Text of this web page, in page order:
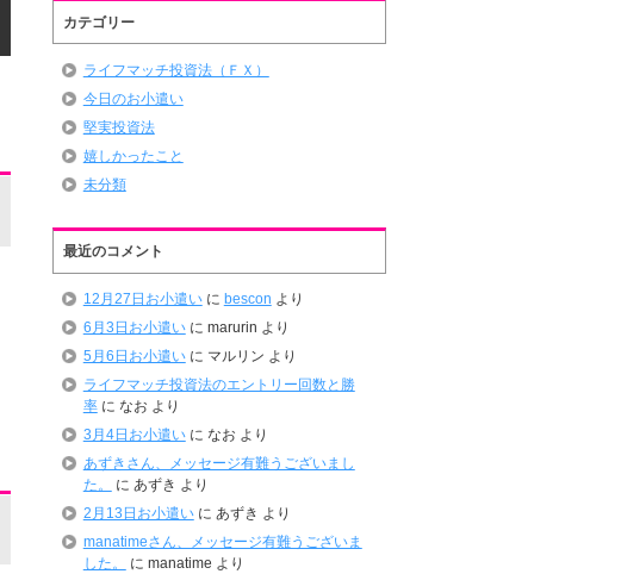
カテゴリー
ライフマッチ投資法（ＦＸ）
今日のお小遣い
堅実投資法
嬉しかったこと
未分類
最近のコメント
12月27日お小遣いに bescon より
6月3日お小遣いに marurin より
5月6日お小遣いに マルリン より
ライフマッチ投資法のエントリー回数と勝
率に なお より
3月4日お小遣いに なお より
あずきさん、メッセージ有難うございまし
た。
に あずき より
2月13日お小遣いに あずき より
manatimeさん、メッセージ有難うございま
した。
に manatime より